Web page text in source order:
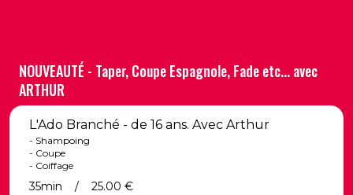
NOUVEAUTÉ - Taper, Coupe Espagnole, Fade etc... avec
ARTHUR
L'Ado Branché - de 16 ans. Avec Arthur
- Shampoing
- Coupe
- Coiffage
35min / 25.00 €